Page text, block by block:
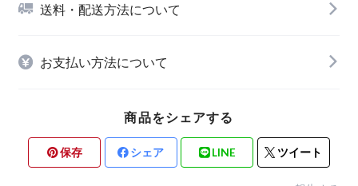
送料・配送方法について
お支払い方法について
商品をシェアする
保存 シェア LINE ツイート